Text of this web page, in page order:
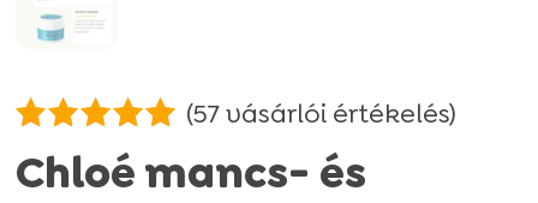
Értékelés
4.95az 5-
(57vásárlói értékelés)
Chloé mancs- és